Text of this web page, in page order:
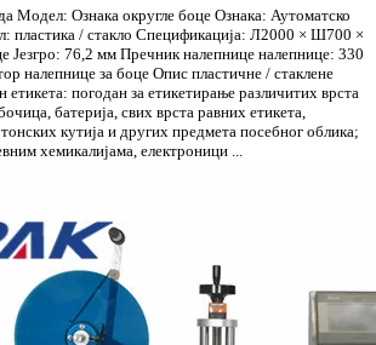
Модел: Ознака округле боце Ознака: Аутоматско
пластика / стакло Спецификација: Л2000 × Ш700 ×
Језгро: 76,2 мм Пречник налепнице налепнице: 330
налепнице за боце Опис пластичне / стаклене
етикета: погодан за етикетирање различитих врста
батерија, свих врста равних етикета,
кутија и других предмета посебног облика;
хемикалијама, електроници ...